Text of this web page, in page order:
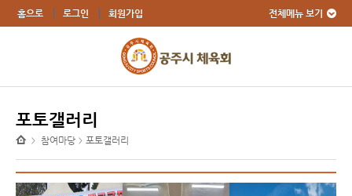
홈으로 로그인 회원가입 전체메뉴 보기
포토갤러리
> 참여마당 > 포토갤러리